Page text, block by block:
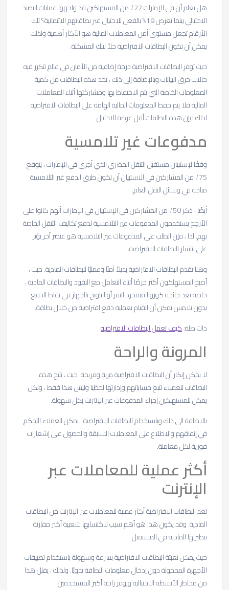
هل تعلم أن في الإمارات 27٪ من المستهلكين قد واجهوا عمليات التصيد
الاحتيالي بينما تعرض 19% بالفعل للاحتيال عبر بطاقاتهم الائتمانية؟ تلك
الأرقام تجعل مستوى أمن المعاملات المالية هو الأكثر أهمية ولذلك
يمكن أن تكون البطاقات الافتراضية حلاً لتلك المشكلة.
حيث توفر البطاقات الافتراضية درجة إضافية من الأمان في عالم تتكرر فيه
حالات خرق البيانات وبالإضافة إلى ذلك ، تحد هذه البطاقات من كمية
المعلومات الخاصة التي يتم الاحتفاظ بها ومشاركتها أثناء المعاملات
المالية فلا يتم حفظ المعلومات المالية الهامة على البطاقات الافتراضية
لذلك فإن هذه البطاقات أقل عرضة للاحتيال.
مدفوعات غير تلامسية
وفقًا لإستبيان مستقبل التنقل الحضري الذي أجري في الإمارات ، يتوقع
75٪ من المشاركين في الاستبيان أن تكون طرق الدفع غير التلامسية
متاحة في وسائل النقل العام.
أيضًا ، ذكر 50٪ من المشاركين في الإستبيان في الإمارات أنهم كانوا على
الأرجح يستخدمون المدفوعات غير التلامسية لدفع تكاليف التنقل الخاصة
بهم. لذا ، فإن الطلب على المدفوعات غير التلامسية هو عنصر آخر يؤثر
على انتشار البطاقات الافتراضية.
وهنا تقدم البطاقات الافتراضية بديلاً آمنًا وعمليًا للبطاقات المادية. حيث ،
أصبح المستهلكون أكثر حرصًا أثناء التعامل مع النقود والبطاقات المادية ،
خاصة بعد جائحة كورونا فبمجرد النقر أو التلويح بالجهاز في نقاط الدفع
بدون تلامس يمكن أن القيام بعملية دفع افتراضية من خلال بطاقة.
ذات صلة:كيف تعمل البطاقات الافتراضية
المرونة والراحة
لا يمكن إنكار أن البطاقات الافتراضية مرنة ومريحة. حيث ، تتيح هذه
البطاقات للعملاء تتبع حساباتهم وإدارتها لحظيا وليس هذا فقط ، ولكن
يمكن للمستهلكين إجراء المدفوعات عبر الإنترنت بكل سهولة.
بالاضافة الى ذلك وباستخدام البطاقات الافتراضية ، يمكن للعملاء التحكم
في إنفاقهم والاطلاع على المعاملات السابقة والحصول على إشعارات
فورية لكل معاملة.
أكثر عملية للمعاملات عبر
الإنترنت
تعد البطاقات الافتراضية أكثر عملية للمعاملات عبر الإنترنت من البطاقات
المادية. وقد يكون هذا هو أهم سبب لاكتسابها شعبية أكبر مقارنة
بنظيرتها المادية في المستقبل.
حيث يمكن تعبئة البطاقات الافتراضية بسرعة وسهولة باستخدام تطبيقات
الأجهزة المحمولة دون إدخال معلومات البطاقة يدويًا. ولذلك ، يقلل هذا
من مخاطر الأنشطة الاحتيالية ويوفر راحة أكبر للمستخدمين.